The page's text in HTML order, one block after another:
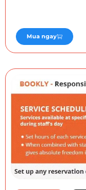
Mua ngay